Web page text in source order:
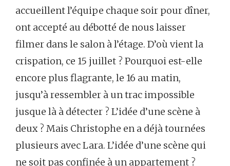
accueillent l’équipe chaque soir pour dîner,
ont accepté au débotté de nous laisser
filmer dans le salon à l’étage. D’où vient la
crispation, ce 15 juillet ? Pourquoi est-elle
encore plus flagrante, le 16 au matin,
jusqu’à ressembler à un trac impossible
jusque là à détecter ? L’idée d’une scène à
deux ? Mais Christophe en a déjà tournées
plusieurs avec Lara. L’idée d’une scène qui
ne soit pas confinée à un appartement ?